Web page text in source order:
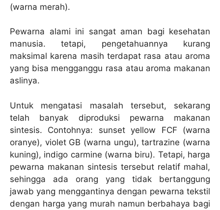
(warna merah).
Pewarna alami ini sangat aman bagi kesehatan
manusia. tetapi, pengetahuannya kurang
maksimal karena masih terdapat rasa atau aroma
yang bisa mengganggu rasa atau aroma makanan
aslinya.
Untuk mengatasi masalah tersebut, sekarang
telah banyak diproduksi pewarna makanan
sintesis. Contohnya: sunset yellow FCF (warna
oranye), violet GB (warna ungu), tartrazine (warna
kuning), indigo carmine (warna biru). Tetapi, harga
pewarna makanan sintesis tersebut relatif mahal,
sehingga ada orang yang tidak bertanggung
jawab yang menggantinya dengan pewarna tekstil
dengan harga yang murah namun berbahaya bagi